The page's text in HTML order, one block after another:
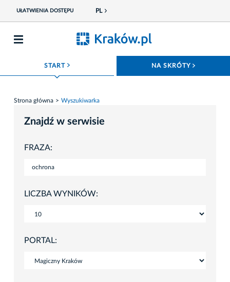
UŁATWIENIA DOSTĘPU PL
START ROZWIŃ MENU NA SKRÓTY
Strona główna Wyszukiwarka
Znajdź w serwisie
FRAZA:
LICZBA WYNIKÓW:
PORTAL: